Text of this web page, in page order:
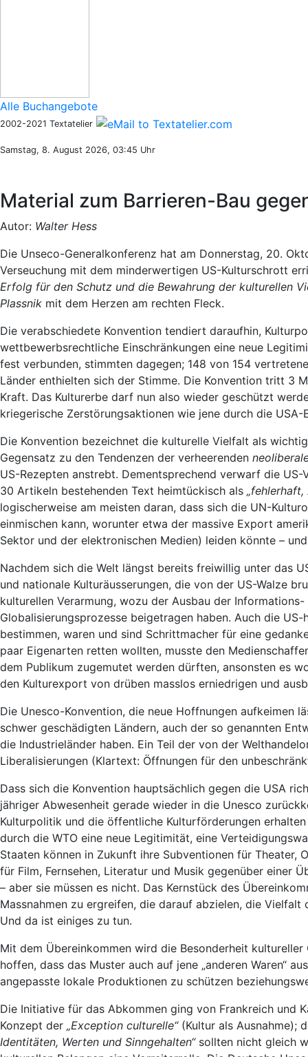
Alle Buchangebote
2002-2021 Textatelier
Samstag, 8. August 2026, 03:45 Uhr
Material zum Barrieren-Bau
Autor: Walter Hess
Die Unseco-Generalkonferenz hat am Donnerstag, 20.
Verseuchung mit dem minderwertigen US-Kulturschrott
Erfolg für den Schutz und die Bewahrung der kulturellen
Plassnik mit dem Herzen am rechten Fleck.
Die verabschiedete Konvention tendiert daraufhin,
wettbewerbsrechtliche Einschränkungen eine neue
fest verbunden, stimmten dagegen; 148 von 154
Länder enthielten sich der Stimme. Die Konvention tritt 3
Kraft. Das Kulturerbe darf nun also wieder geschützt
kriegerische Zerstörungsaktionen wie jene durch die
Die Konvention bezeichnet die kulturelle Vielfalt als
Gegensatz zu den Tendenzen der verheerenden
US-Rezepten anstrebt. Dementsprechend verwarf die
30 Artikeln bestehenden Text heimtückisch als
logischerweise am meisten daran, dass sich die UN-
einmischen kann, worunter etwa der massive Export
Sektor und der elektronischen Medien) leiden könnte –
Nachdem sich die Welt längst bereits freiwillig unter das
und nationale Kulturäusserungen, die von der US-Walze
kulturellen Verarmung, wozu der Ausbau der
Globalisierungsprozesse beigetragen haben. Auch die
bestimmen, waren und sind Schrittmacher für eine
paar Eigenarten retten wollten, musste den
dem Publikum zugemutet werden dürften, ansonsten es
den Kulturexport von drüben masslos erniedrigen und
Die Unesco-Konvention, die neue Hoffnungen aufkeimen
schwer geschädigten Ländern, auch der so genannten
die Industrieländer haben. Ein Teil der von der
Liberalisierungen (Klartext: Öffnungen für den
Dass sich die Konvention hauptsächlich gegen die USA
jähriger Abwesenheit gerade wieder in die Unesco
Kulturpolitik und die öffentliche Kulturförderungen
durch die WTO eine neue Legitimität, eine
Staaten können in Zukunft ihre Subventionen für Theater,
für Film, Fernsehen, Literatur und Musik gegenüber einer
– aber sie müssen es nicht. Das Kernstück des
Massnahmen zu ergreifen, die darauf abzielen, die
Und da ist einiges zu tun.
Mit dem Übereinkommen wird die Besonderheit
hoffen, dass das Muster auch auf jene „anderen Waren“
angepasste lokale Produktionen zu schützen
Die Initiative für das Abkommen ging von Frankreich und
Konzept der „Exception culturelle“(Kultur als Ausnahme);
Identitäten, Werten und Sinngehalten“sollten nicht gleich